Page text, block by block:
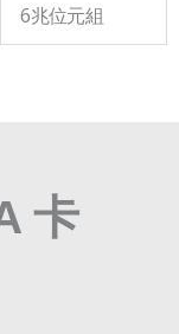
6兆位元組
卡